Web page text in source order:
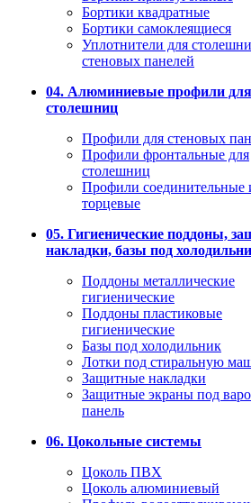
Бортики квадратные
Бортики самоклеящиеся
Уплотнители для
стеновых панелей
04. Алюминиевые профили для
столешниц
Профили для стеновых
Профили фронтальные для
столешниц
Профили соединительные
торцевые
05. Гигиенические поддоны,
накладки, базы под
Поддоны металлические
гигиенические
Поддоны пластиковые
гигиенические
Базы под холодильник
Лотки под стиральную
Защитные накладки
Защитные экраны под
панель
06. Цокольные системы
Цоколь ПВХ
Цоколь алюминиевый